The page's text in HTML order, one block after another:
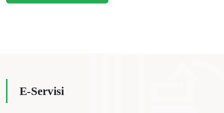
E-Servisi